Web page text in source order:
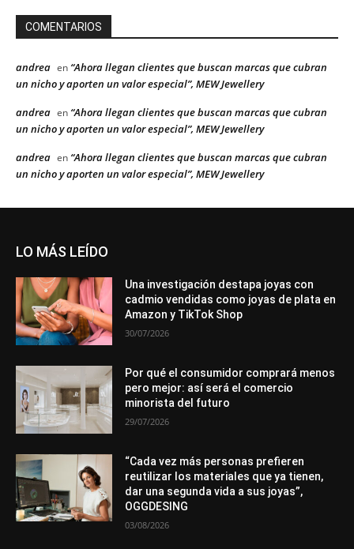
COMENTARIOS
andrea en “Ahora llegan clientes que buscan marcas que cubran
un nicho y aporten un valor especial”, MEW Jewellery
andrea en “Ahora llegan clientes que buscan marcas que cubran
un nicho y aporten un valor especial”, MEW Jewellery
andrea en “Ahora llegan clientes que buscan marcas que cubran
un nicho y aporten un valor especial”, MEW Jewellery
LO MÁS LEÍDO
Una investigación destapa joyas con
cadmio vendidas como joyas de plata en
Amazon y TikTok Shop
30/07/2026
Por qué el consumidor comprará menos
pero mejor: así será el comercio
minorista del futuro
29/07/2026
“Cada vez más personas prefieren
reutilizar los materiales que ya tienen,
dar una segunda vida a sus joyas”,
OGGDESING
03/08/2026